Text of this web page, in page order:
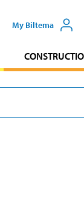
My Biltema